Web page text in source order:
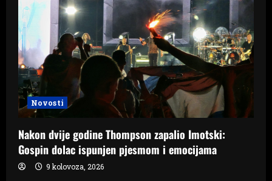
Novosti
Nakon dvije godine Thompson zapalio Imotski:
Gospin dolac ispunjen pjesmom i emocijama
9 kolovoza, 2026